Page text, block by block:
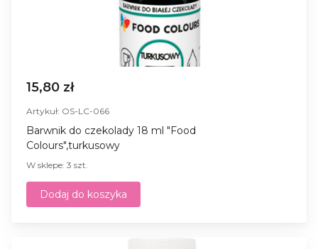
15,80 zł
Artykuł: OS-LC-066
Barwnik do czekolady 18 ml "Food
Colours",turkusowy
W sklepe: 3 szt.
Dodaj do koszyka